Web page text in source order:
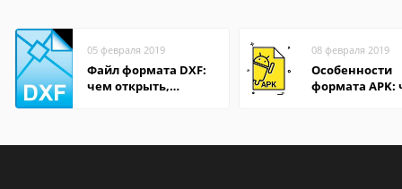
05 февраля 2019
Файл формата DXF:
чем открыть,
08 февраля 2019
Особенности
формата APK: